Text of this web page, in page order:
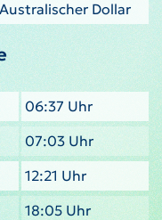
Australischer Dollar
06:37 Uhr
07:03 Uhr
12:21 Uhr
18:05 Uhr